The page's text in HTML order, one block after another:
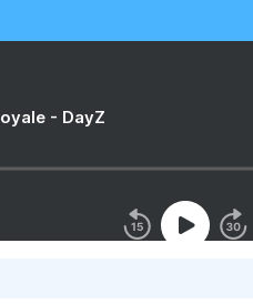
- DayZ